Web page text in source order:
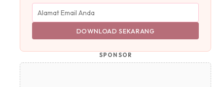
DOWNLOAD SEKARANG
SPONSOR